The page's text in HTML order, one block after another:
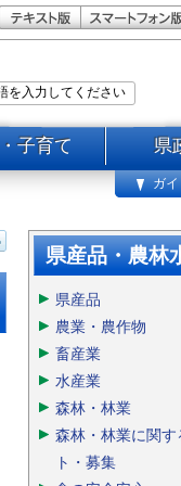
子育て 県
ガイ
県産品・農林
県産品
農業・農作物
畜産業
水産業
森林・林業
森林・林業に関す
ト・募集